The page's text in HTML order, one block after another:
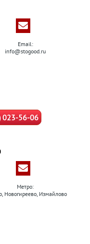
Email:
info@stogood.ru
023-56-06
Метро:
Новогиреево, Измайлово